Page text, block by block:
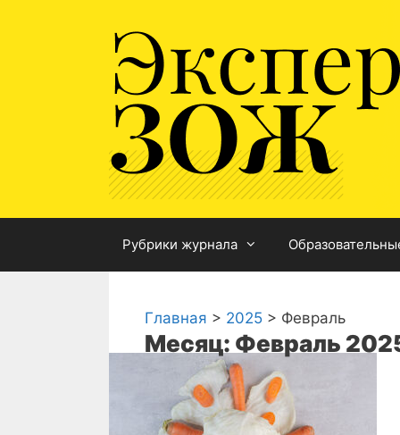
Рубрики журнала
Главная > 2025 > Февраль
Месяц: Февраль